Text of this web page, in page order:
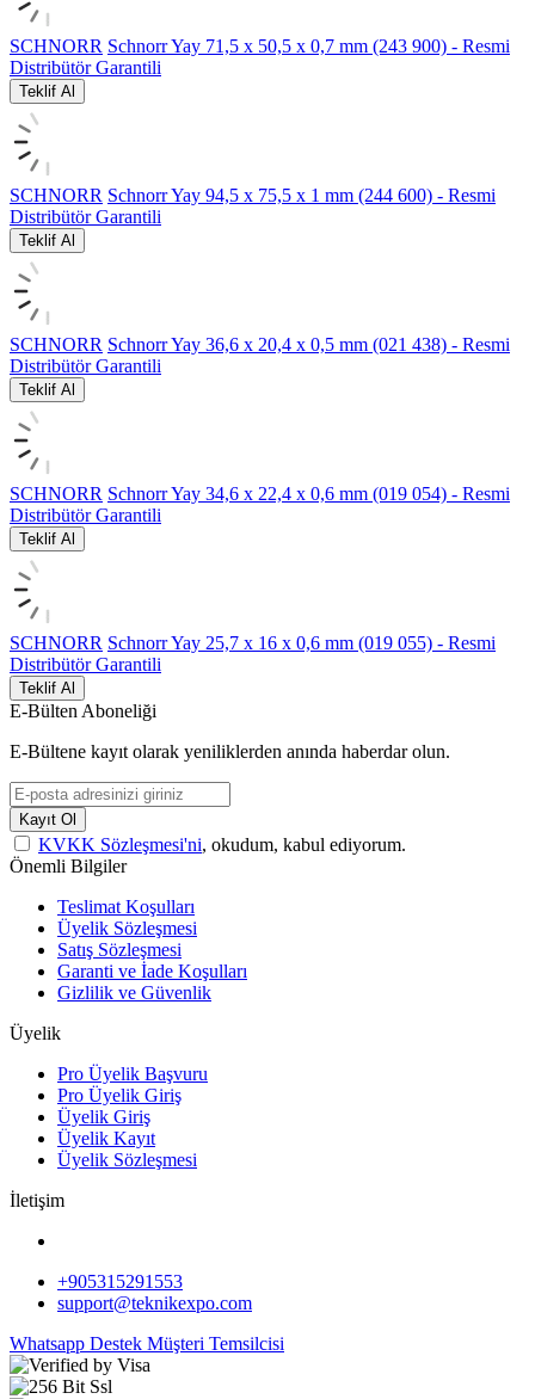
SCHNORR Schnorr Yay 71,5 x 50,5 x 0,7 mm (243 900) - Resmi
Distribütör Garantili
Teklif Al
SCHNORR Schnorr Yay 94,5 x 75,5 x 1 mm (244 600) - Resmi
Distribütör Garantili
Teklif Al
SCHNORR Schnorr Yay 36,6 x 20,4 x 0,5 mm (021 438) - Resmi
Distribütör Garantili
Teklif Al
SCHNORR Schnorr Yay 34,6 x 22,4 x 0,6 mm (019 054) - Resmi
Distribütör Garantili
Teklif Al
SCHNORR Schnorr Yay 25,7 x 16 x 0,6 mm (019 055) - Resmi
Distribütör Garantili
Teklif Al
E-Bülten Aboneliği
E-Bültene kayıt olarak yeniliklerden anında haberdar olun.
Kayıt Ol
KVKK Sözleşmesi'ni, okudum, kabul ediyorum.
Önemli Bilgiler
Teslimat Koşulları
Üyelik Sözleşmesi
Satış Sözleşmesi
Garanti ve İade Koşulları
Gizlilik ve Güvenlik
Üyelik
Pro Üyelik Başvuru
Pro Üyelik Giriş
Üyelik Giriş
Üyelik Kayıt
Üyelik Sözleşmesi
İletişim
+905315291553
support@teknikexpo.com
Whatsapp Destek Müşteri Temsilcisi